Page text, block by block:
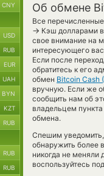
Об обмене
Все
→ Кэш долларами
свое внимание на
интересующего
Если после
обратитесь к его
обмен Bitcoin Cash
вручную. Если же
сообщить нам об
владельцем
обмена.
Спешим
обнаружить более
никогда не меняли
воспользуйтесь
CNY
USD
RUB
EUR
UAH
BYN
KZT
RUB
RUB
RUB